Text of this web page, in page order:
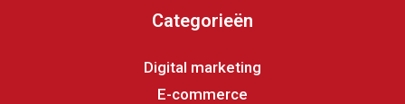
Categorieën
Digital marketing
E-commerce